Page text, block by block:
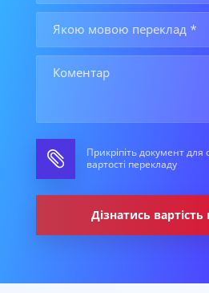
Прикріпіть документ для
вартості перекладу
Дізнатись